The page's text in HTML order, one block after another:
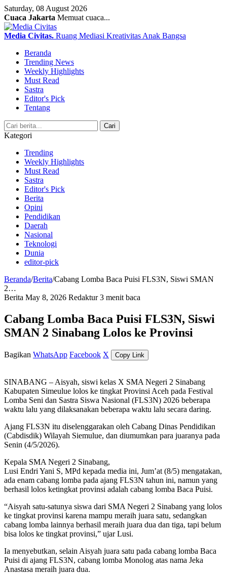
Saturday, 08 August 2026
Cuaca Jakarta Memuat cuaca...
Media Civitas. Ruang Mediasi Kreativitas Anak Bangsa
Beranda
Trending News
Weekly Highlights
Must Read
Sastra
Editor's Pick
Tentang
Search
Cari
Kategori
Trending
Weekly Highlights
Must Read
Sastra
Editor's Pick
Berita
Opini
Pendidikan
Daerah
Nasional
Teknologi
Dunia
editor-pick
Beranda/Berita/Cabang Lomba Baca Puisi FLS3N, Siswi SMAN
2…
Berita May 8, 2026 Redaktur 3 menit baca
Cabang Lomba Baca Puisi FLS3N, Siswi
SMAN 2 Sinabang Lolos ke Provinsi
Bagikan WhatsApp Facebook X Copy Link
SINABANG – Aisyah, siswi kelas X SMA Negeri 2 Sinabang
Kabupaten Simeulue lolos ke tingkat Provinsi Aceh pada Festival
Lomba Seni dan Sastra Siswa Nasional (FLS3N) 2026 beberapa
waktu lalu yang dilaksanakan beberapa waktu lalu secara daring.
Ajang FLS3N itu diselenggarakan oleh Cabang Dinas Pendidikan
(Cabdisdik) Wilayah Siemulue, dan diumumkan para juaranya pada
Senin (4/5/2026).
Kepala SMA Negeri 2 Sinabang,
Lusi Endri Yani S, MPd kepada media ini, Jum’at (8/5) mengatakan,
ada enam cabang lomba pada ajang FLS3N tahun ini, namun yang
berhasil lolos ketingkat provinsi adalah cabang lomba Baca Puisi.
“Aisyah satu-satunya siswa dari SMA Negeri 2 Sinabang yang lolos
ke tingkat provinsi karena mampu meraih juara satu, sedangkan
cabang lomba lainnya berhasil meraih juara dua dan tiga, tapi belum
bisa lolos ke tingkat provinsi,” ujar Lusi.
Ia menyebutkan, selain Aisyah juara satu pada cabang lomba Baca
Puisi di ajang FLS3N, cabang lomba Monolog atas nama Jeka
Anastasa meraih juara dua.